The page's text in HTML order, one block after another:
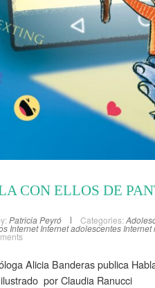
CON ELLOS DE
Patricia Peyró Categories:
Internet Internet adolescentes Internet
Alicia Banderas publica
por Claudia Ranucci